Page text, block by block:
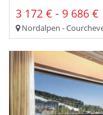
3 172 € - 9 686 €
Nordalpen -